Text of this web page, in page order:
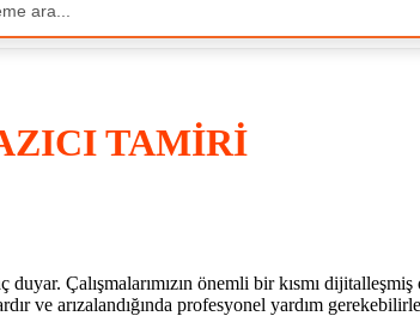
TAMİRİ
Çalışmalarımızın önemli bir kısmı
ve arızalandığında profesyonel yardım